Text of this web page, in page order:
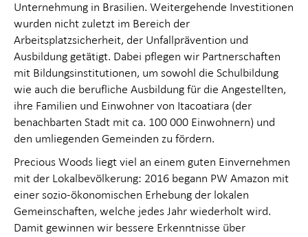
Unternehmung in Brasilien. Weitergehende Investitionen
wurden nicht zuletzt im Bereich der
Arbeitsplatzsicherheit, der Unfallprävention und
Ausbildung getätigt. Dabei pflegen wir Partnerschaften
mit Bildungsinstitutionen, um sowohl die Schulbildung
wie auch die berufliche Ausbildung für die Angestellten,
ihre Familien und Einwohner von Itacoatiara (der
benachbarten Stadt mit ca. 100 000 Einwohnern) und
den umliegenden Gemeinden zu fördern.
Precious Woods liegt viel an einem guten Einvernehmen
mit der Lokalbevölkerung: 2016 begann PW Amazon mit
einer sozio-ökonomischen Erhebung der lokalen
Gemeinschaften, welche jedes Jahr wiederholt wird.
Damit gewinnen wir bessere Erkenntnisse über